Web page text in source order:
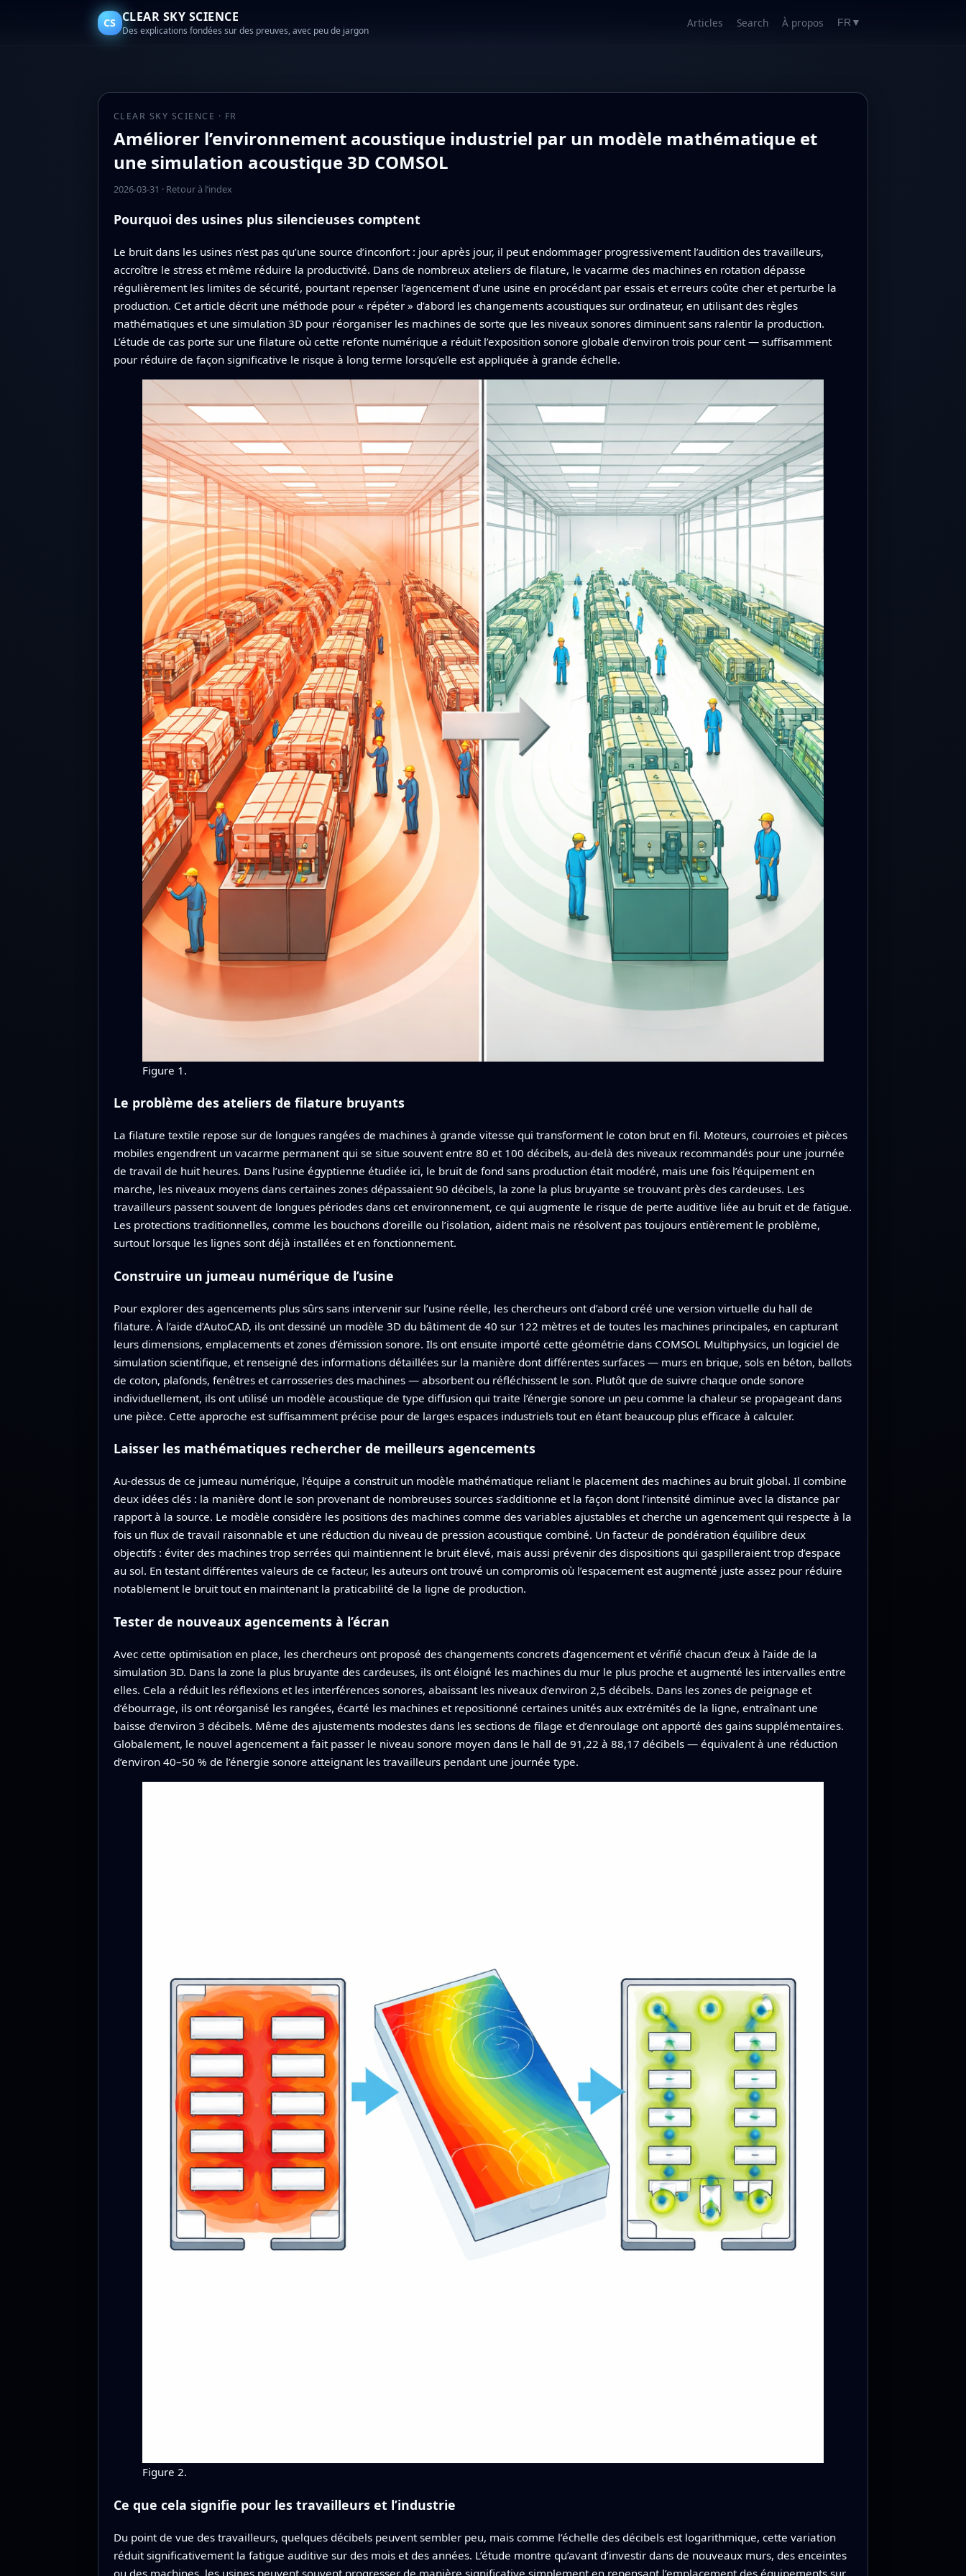
CS CLEAR SKY SCIENCE
Des explications fondées sur des preuves, avec peu de jargon
Articles Search À propos FR ▼
CLEAR SKY SCIENCE · FR
Améliorer l’environnement acoustique industriel par un modèle mathématique et
une simulation acoustique 3D COMSOL
2026-03-31 · Retour à l’index
Pourquoi des usines plus silencieuses comptent
Le bruit dans les usines n’est pas qu’une source d’inconfort : jour après jour, il peut endommager progressivement l’audition des travailleurs,
accroître le stress et même réduire la productivité. Dans de nombreux ateliers de filature, le vacarme des machines en rotation dépasse
régulièrement les limites de sécurité, pourtant repenser l’agencement d’une usine en procédant par essais et erreurs coûte cher et perturbe la
production. Cet article décrit une méthode pour « répéter » d’abord les changements acoustiques sur ordinateur, en utilisant des règles
mathématiques et une simulation 3D pour réorganiser les machines de sorte que les niveaux sonores diminuent sans ralentir la production.
L’étude de cas porte sur une filature où cette refonte numérique a réduit l’exposition sonore globale d’environ trois pour cent — suffisamment
pour réduire de façon significative le risque à long terme lorsqu’elle est appliquée à grande échelle.
Figure 1.
Le problème des ateliers de filature bruyants
La filature textile repose sur de longues rangées de machines à grande vitesse qui transforment le coton brut en fil. Moteurs, courroies et pièces
mobiles engendrent un vacarme permanent qui se situe souvent entre 80 et 100 décibels, au‑delà des niveaux recommandés pour une journée
de travail de huit heures. Dans l’usine égyptienne étudiée ici, le bruit de fond sans production était modéré, mais une fois l’équipement en
marche, les niveaux moyens dans certaines zones dépassaient 90 décibels, la zone la plus bruyante se trouvant près des cardeuses. Les
travailleurs passent souvent de longues périodes dans cet environnement, ce qui augmente le risque de perte auditive liée au bruit et de fatigue.
Les protections traditionnelles, comme les bouchons d’oreille ou l’isolation, aident mais ne résolvent pas toujours entièrement le problème,
surtout lorsque les lignes sont déjà installées et en fonctionnement.
Construire un jumeau numérique de l’usine
Pour explorer des agencements plus sûrs sans intervenir sur l’usine réelle, les chercheurs ont d’abord créé une version virtuelle du hall de
filature. À l’aide d’AutoCAD, ils ont dessiné un modèle 3D du bâtiment de 40 sur 122 mètres et de toutes les machines principales, en capturant
leurs dimensions, emplacements et zones d’émission sonore. Ils ont ensuite importé cette géométrie dans COMSOL Multiphysics, un logiciel de
simulation scientifique, et renseigné des informations détaillées sur la manière dont différentes surfaces — murs en brique, sols en béton, ballots
de coton, plafonds, fenêtres et carrosseries des machines — absorbent ou réfléchissent le son. Plutôt que de suivre chaque onde sonore
individuellement, ils ont utilisé un modèle acoustique de type diffusion qui traite l’énergie sonore un peu comme la chaleur se propageant dans
une pièce. Cette approche est suffisamment précise pour de larges espaces industriels tout en étant beaucoup plus efficace à calculer.
Laisser les mathématiques rechercher de meilleurs agencements
Au‑dessus de ce jumeau numérique, l’équipe a construit un modèle mathématique reliant le placement des machines au bruit global. Il combine
deux idées clés : la manière dont le son provenant de nombreuses sources s’additionne et la façon dont l’intensité diminue avec la distance par
rapport à la source. Le modèle considère les positions des machines comme des variables ajustables et cherche un agencement qui respecte à la
fois un flux de travail raisonnable et une réduction du niveau de pression acoustique combiné. Un facteur de pondération équilibre deux
objectifs : éviter des machines trop serrées qui maintiennent le bruit élevé, mais aussi prévenir des dispositions qui gaspilleraient trop d’espace
au sol. En testant différentes valeurs de ce facteur, les auteurs ont trouvé un compromis où l’espacement est augmenté juste assez pour réduire
notablement le bruit tout en maintenant la praticabilité de la ligne de production.
Tester de nouveaux agencements à l’écran
Avec cette optimisation en place, les chercheurs ont proposé des changements concrets d’agencement et vérifié chacun d’eux à l’aide de la
simulation 3D. Dans la zone la plus bruyante des cardeuses, ils ont éloigné les machines du mur le plus proche et augmenté les intervalles entre
elles. Cela a réduit les réflexions et les interférences sonores, abaissant les niveaux d’environ 2,5 décibels. Dans les zones de peignage et
d’ébourrage, ils ont réorganisé les rangées, écarté les machines et repositionné certaines unités aux extrémités de la ligne, entraînant une
baisse d’environ 3 décibels. Même des ajustements modestes dans les sections de filage et d’enroulage ont apporté des gains supplémentaires.
Globalement, le nouvel agencement a fait passer le niveau sonore moyen dans le hall de 91,22 à 88,17 décibels — équivalent à une réduction
d’environ 40–50 % de l’énergie sonore atteignant les travailleurs pendant une journée type.
Figure 2.
Ce que cela signifie pour les travailleurs et l’industrie
Du point de vue des travailleurs, quelques décibels peuvent sembler peu, mais comme l’échelle des décibels est logarithmique, cette variation
réduit significativement la fatigue auditive sur des mois et des années. L’étude montre qu’avant d’investir dans de nouveaux murs, des enceintes
ou des machines, les usines peuvent souvent progresser de manière significative simplement en repensant l’emplacement des équipements sur